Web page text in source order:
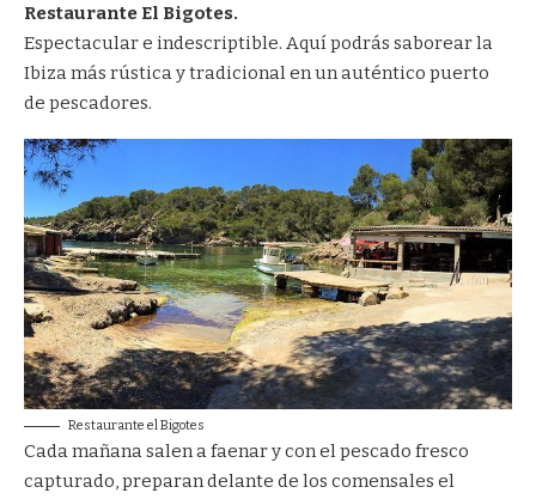
Restaurante El Bigotes.
Espectacular e indescriptible. Aquí podrás saborear la
Ibiza más rústica y tradicional en un auténtico puerto
de pescadores.
Restaurante el Bigotes
Cada mañana salen a faenar y con el pescado fresco
capturado, preparan delante de los comensales el